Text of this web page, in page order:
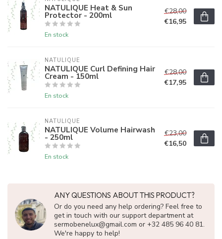
NATULIQUE Heat & Sun
Protector - 200ml
En stock
€28,00
€16,95
NATULIQUE
NATULIQUE Curl Defining Hair
Cream - 150ml
En stock
€28,00
€17,95
NATULIQUE
NATULIQUE Volume Hairwash
- 250ml
En stock
€23,00
€16,50
ANY QUESTIONS ABOUT THIS PRODUCT?
Or do you need any help ordering? Feel free to
get in touch with our support department at
sermobenelux@gmail.com or +32 485 96 40 81.
We're happy to help!